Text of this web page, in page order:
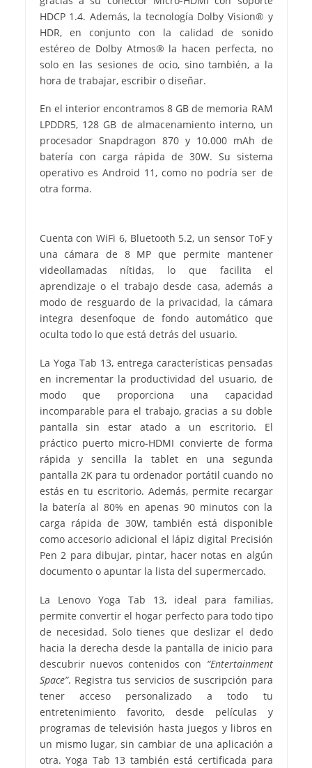
HDCP 1.4. Además, la tecnología Dolby Vision® y
HDR, en conjunto con la calidad de sonido
estéreo de Dolby Atmos® la hacen perfecta, no
solo en las sesiones de ocio, sino también, a la
hora de trabajar, escribir o diseñar.
En el interior encontramos 8 GB de memoria RAM
LPDDR5, 128 GB de almacenamiento interno, un
procesador Snapdragon 870 y 10.000 mAh de
batería con carga rápida de 30W. Su sistema
operativo es Android 11, como no podría ser de
otra forma.
Cuenta con WiFi 6, Bluetooth 5.2, un sensor ToF y
una cámara de 8 MP que permite mantener
videollamadas nítidas, lo que facilita el
aprendizaje o el trabajo desde casa, además a
modo de resguardo de la privacidad, la cámara
integra desenfoque de fondo automático que
oculta todo lo que está detrás del usuario.
La Yoga Tab 13, entrega características pensadas
en incrementar la productividad del usuario, de
modo que proporciona una capacidad
incomparable para el trabajo, gracias a su doble
pantalla sin estar atado a un escritorio. El
práctico puerto micro-HDMI convierte de forma
rápida y sencilla la tablet en una segunda
pantalla 2K para tu ordenador portátil cuando no
estás en tu escritorio. Además, permite recargar
la batería al 80% en apenas 90 minutos con la
carga rápida de 30W, también está disponible
como accesorio adicional el lápiz digital Precisión
Pen 2 para dibujar, pintar, hacer notas en algún
documento o apuntar la lista del supermercado.
La Lenovo Yoga Tab 13, ideal para familias,
permite convertir el hogar perfecto para todo tipo
de necesidad. Solo tienes que deslizar el dedo
hacia la derecha desde la pantalla de inicio para
descubrir nuevos contenidos con “Entertainment
Space”. Registra tus servicios de suscripción para
tener acceso personalizado a todo tu
entretenimiento favorito, desde películas y
programas de televisión hasta juegos y libros en
un mismo lugar, sin cambiar de una aplicación a
otra. Yoga Tab 13 también está certificada para